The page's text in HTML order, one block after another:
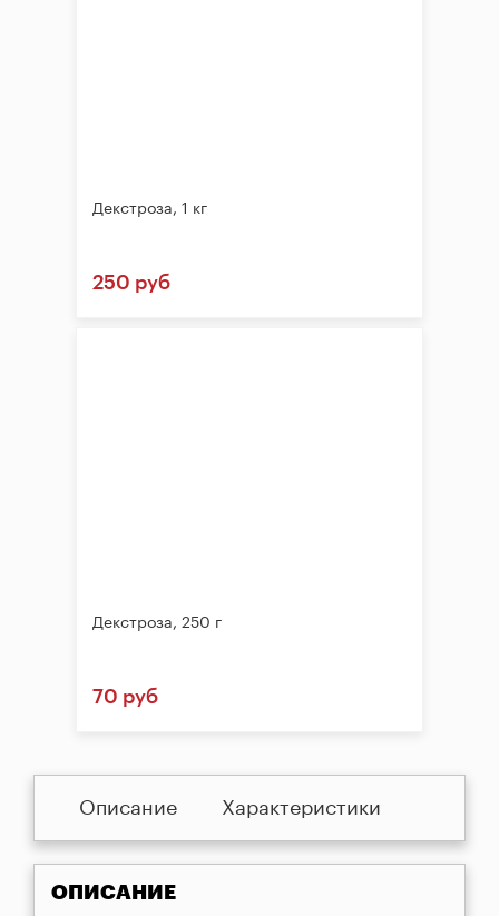
Декстроза, 1 кг
250 руб
Декстроза, 250 г
70 руб
Описание Характеристики
ОПИСАНИЕ